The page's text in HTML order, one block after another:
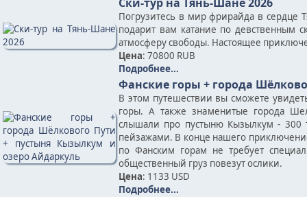
Погрузитесь в мир фрирайда в сердце
подарит вам катание по
атмосферу свободы. Настоящее
Цена: 70800 RUB
Подробнее...
Фанские горы + города
В этом путешествии вы сможете
горы. А также знаменитые города
слышали про пустыню Кызылкум - 300
пейзажами. В конце нашего
по Фанским горам не требует
общественный груз повезут ослики.
Цена: 1133 USD
Подробнее...